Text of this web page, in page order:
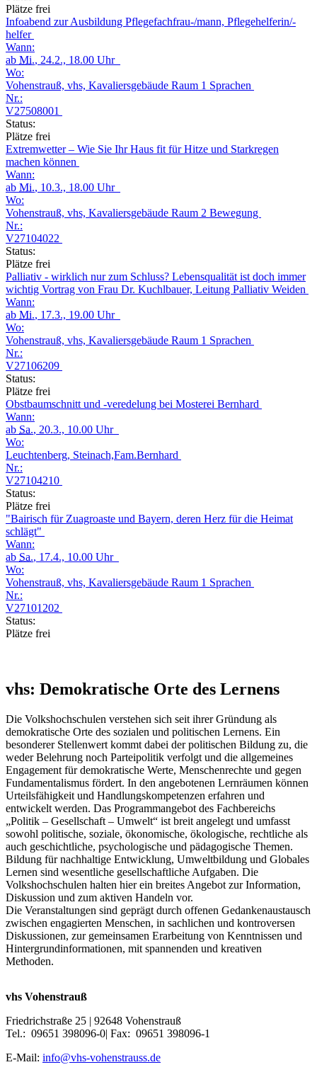
Plätze frei
Infoabend zur Ausbildung Pflegefachfrau-/mann, Pflegehelferin/-
helfer
Wann:
ab Mi., 24.2., 18.00 Uhr
Wo:
Vohenstrauß, vhs, Kavaliersgebäude Raum 1 Sprachen
Nr.:
V27508001
Status:
Plätze frei
Extremwetter – Wie Sie Ihr Haus fit für Hitze und Starkregen
machen können
Wann:
ab Mi., 10.3., 18.00 Uhr
Wo:
Vohenstrauß, vhs, Kavaliersgebäude Raum 2 Bewegung
Nr.:
V27104022
Status:
Plätze frei
Palliativ - wirklich nur zum Schluss? Lebensqualität ist doch immer
wichtig Vortrag von Frau Dr. Kuchlbauer, Leitung Palliativ Weiden
Wann:
ab Mi., 17.3., 19.00 Uhr
Wo:
Vohenstrauß, vhs, Kavaliersgebäude Raum 1 Sprachen
Nr.:
V27106209
Status:
Plätze frei
Obstbaumschnitt und -veredelung bei Mosterei Bernhard
Wann:
ab Sa., 20.3., 10.00 Uhr
Wo:
Leuchtenberg, Steinach,Fam.Bernhard
Nr.:
V27104210
Status:
Plätze frei
"Bairisch für Zuagroaste und Bayern, deren Herz für die Heimat
schlägt"
Wann:
ab Sa., 17.4., 10.00 Uhr
Wo:
Vohenstrauß, vhs, Kavaliersgebäude Raum 1 Sprachen
Nr.:
V27101202
Status:
Plätze frei
vhs: Demokratische Orte des Lernens
Die Volkshochschulen verstehen sich seit ihrer Gründung als
demokratische Orte des sozialen und politischen Lernens. Ein
besonderer Stellenwert kommt dabei der politischen Bildung zu, die
weder Belehrung noch Parteipolitik verfolgt und die allgemeines
Engagement für demokratische Werte, Menschenrechte und gegen
Fundamentalismus fördert. In den angebotenen Lernräumen können
Urteilsfähigkeit und Handlungskompetenzen erfahren und
entwickelt werden. Das Programmangebot des Fachbereichs
„Politik – Gesellschaft – Umwelt“ ist breit angelegt und umfasst
sowohl politische, soziale, ökonomische, ökologische, rechtliche als
auch geschichtliche, psychologische und pädagogische Themen.
Bildung für nachhaltige Entwicklung, Umweltbildung und Globales
Lernen sind wesentliche gesellschaftliche Aufgaben. Die
Volkshochschulen halten hier ein breites Angebot zur Information,
Diskussion und zum aktiven Handeln vor.
Die Veranstaltungen sind geprägt durch offenen Gedankenaustausch
zwischen engagierten Menschen, in sachlichen und kontroversen
Diskussionen, zur gemeinsamen Erarbeitung von Kenntnissen und
Hintergrundinformationen, mit spannenden und kreativen
Methoden.
vhs Vohenstrauß
Friedrichstraße 25 | 92648 Vohenstrauß
Tel.: 09651 398096-0| Fax: 09651 398096-1
E-Mail: info@vhs-vohenstrauss.de